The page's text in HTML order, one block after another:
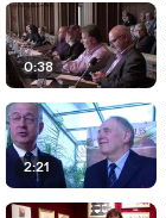
0:38
2:21